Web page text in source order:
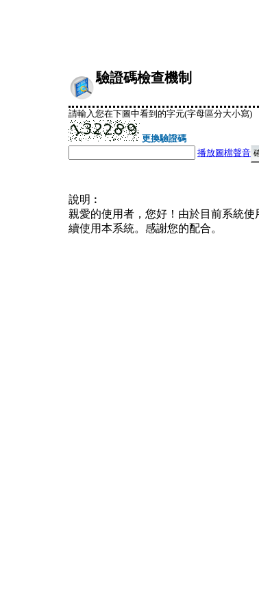
驗證碼檢查機制
請輸入您在下圖中看到的字元(字母區分大小寫)
更換驗證碼
播放圖檔聲音
說明︰
親愛的使用者，您好！由於目前系統
續使用本系統。感謝您的配合。